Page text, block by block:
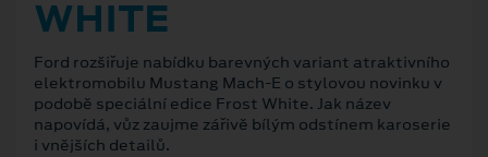
WHITE
Ford rozšiřuje nabídku barevných variant atraktivního
elektromobilu Mustang Mach-E o stylovou novinku v
podobě speciální edice Frost White. Jak název
napovídá, vůz zaujme zářivě bílým odstínem karoserie
i vnějších detailů.